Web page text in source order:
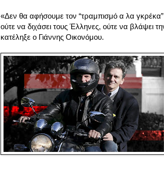
«Δεν θα αφήσουμε τον “τραμπισμό α λα
ούτε να διχάσει τους Έλληνες, ούτε να βλάψει
κατέληξε ο Γιάννης Οικονόμου.